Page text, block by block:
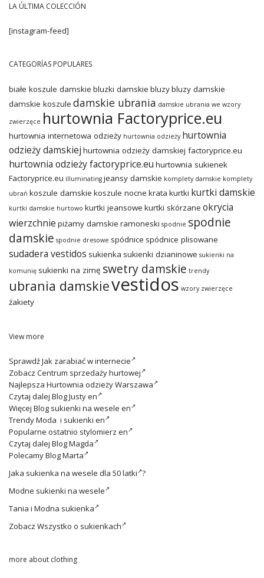
LA ÚLTIMA COLECCIÓN
[instagram-feed]
CATEGORÍAS POPULARES
białe koszule damskie bluzki damskie bluzybluzy damskie
damskie koszule damskie ubrania damskie ubrania we wzory
zwierzęce hurtownia Factoryprice.eu
hurtownia internetowa odzieży hurtownia odzieży hurtownia
odzieży damskiej hurtownia odzieży damskiej factoryprice.eu
hurtownia odzieży factoryprice.eu hurtownia sukienek
Factoryprice.eu illuminating jeansy damskie komplety damskie komplety
ubrań koszule damskie koszule nocne krata kurtki kurtki damskie
kurtki damskie hurtowo kurtki jeansowe kurtki skórzane okrycia
wierzchnie piżamy damskie ramoneski spodnie spodnie
damskie spodnie dresowe spódnice spódnice plisowane
sudadera vestidos sukienka sukienki dzianinowe sukienki na
komunię sukienki na zimę swetry damskie trendy
ubrania damskievestidos wzory zwierzęce
żakiety
View more
SprawdźJak zarabiać w internecie
Zobacz Centrum sprzedaży hurtowej
Najlepsza Hurtownia odzieży Warszawa
Czytaj dalej Blog Justy en
Więcej Blog sukienki na wesele en
TrendyModa i sukienki en
Popularne ostatnio stylomierz en
Czytaj dalej Blog Magda
PolecamyBlog Marta
Jaka sukienka na wesele dla 50 latki ?
Modne sukienki na wesele
Tania i Modna sukienka
Zobacz Wszystko o sukienkach
more about clothing